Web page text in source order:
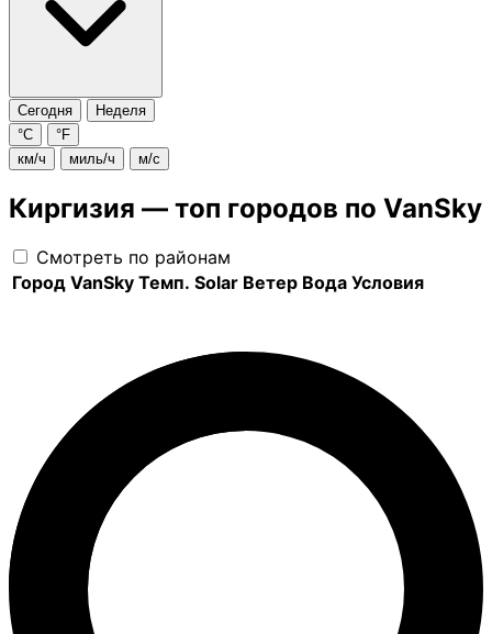
Сегодня
Неделя
°C
°F
км/ч
миль/ч м/с
Киргизия — топ городов по VanSky
Смотреть по районам
Город VanSky Темп. Solar Ветер Вода Условия